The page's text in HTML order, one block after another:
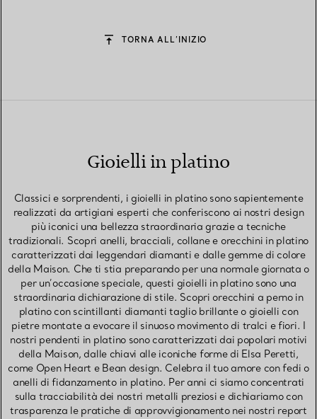
TORNA ALL’INIZIO
Gioielli in platino
Classici e sorprendenti, i gioielli in platino sono sapientemente
realizzati da artigiani esperti che conferiscono ai nostri design
più iconici una bellezza straordinaria grazie a tecniche
tradizionali. Scopri anelli, bracciali, collane e orecchini in platino
caratterizzati dai leggendari diamanti e dalle gemme di colore
della Maison. Che ti stia preparando per una normale giornata o
per un’occasione speciale, questi gioielli in platino sono una
straordinaria dichiarazione di stile. Scopri orecchini a perno in
platino con scintillanti diamanti taglio brillante o gioielli con
pietre montate a evocare il sinuoso movimento di tralci e fiori. I
nostri pendenti in platino sono caratterizzati dai popolari motivi
della Maison, dalle chiavi alle iconiche forme di Elsa Peretti,
come Open Heart e Bean design. Celebra il tuo amore con fedi o
anelli di fidanzamento in platino. Per anni ci siamo concentrati
sulla tracciabilità dei nostri metalli preziosi e dichiariamo con
trasparenza le pratiche di approvvigionamento nei nostri report